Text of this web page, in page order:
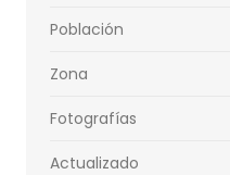
Población
Zona
Fotografías
Actualizado